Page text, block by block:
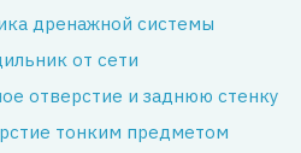
дренажной системы
от сети
отверстие и заднюю стенку
тонким предметом